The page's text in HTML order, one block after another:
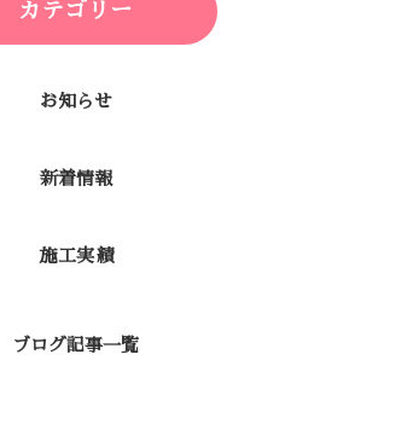
カテゴリー
お知らせ
新着情報
施工実績
ブログ記事一覧